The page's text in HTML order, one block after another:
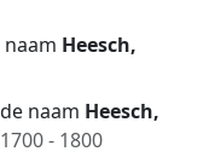
Heesch,
naam Heesch,
- 1800